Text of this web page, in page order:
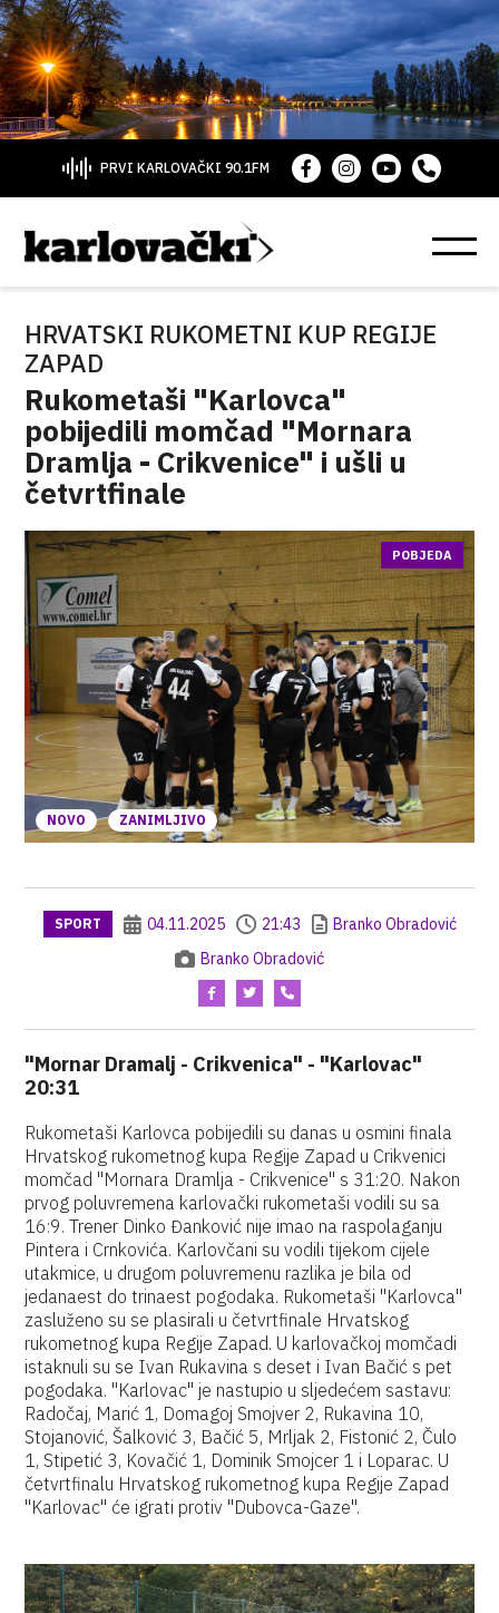
PRVI KARLOVAČKI 90.1FM
HRVATSKI RUKOMETNI KUP REGIJE
ZAPAD
Rukometaši "Karlovca"
pobijedili momčad "Mornara
Dramlja - Crikvenice" i ušli u
četvrtfinale
NOVO ZANIMLJIVO
POBJEDA
SPORT 04.11.2025 21:43
Branko Obradović
Branko Obradović
"Mornar Dramalj - Crikvenica" - "Karlovac"
20:31
Rukometaši Karlovca pobijedili su danas u osmini finala
Hrvatskog rukometnog kupa Regije Zapad u Crikvenici
momčad "Mornara Dramlja - Crikvenice" s 31:20. Nakon
prvog poluvremena karlovački rukometaši vodili su sa
16:9. Trener Dinko Đanković nije imao na raspolaganju
Pintera i Crnkovića. Karlovčani su vodili tijekom cijele
utakmice, u drugom poluvremenu razlika je bila od
jedanaest do trinaest pogodaka. Rukometaši "Karlovca"
zasluženo su se plasirali u četvrtfinale Hrvatskog
rukometnog kupa Regije Zapad. U karlovačkoj momčadi
istaknuli su se Ivan Rukavina s deset i Ivan Bačić s pet
pogodaka. "Karlovac" je nastupio u sljedećem sastavu:
Radočaj, Marić 1, Domagoj Smojver 2, Rukavina 10,
Stojanović, Šalković 3, Bačić 5, Mrljak 2, Fistonić 2, Čulo
1, Stipetić 3, Kovačić 1, Dominik Smojcer 1 i Loparac. U
četvrtfinalu Hrvatskog rukometnog kupa Regije Zapad
"Karlovac" će igrati protiv "Dubovca-Gaze".